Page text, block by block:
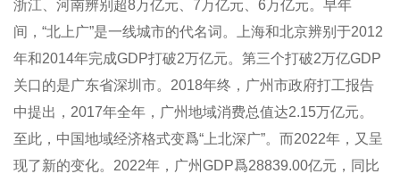
浙江、河南辨别超8万亿元、7万亿元、6万亿元。早年
间，“北上广”是一线城市的代名词。上海和北京辨别于2012
年和2014年完成GDP打破2万亿元。第三个打破2万亿GDP
关口的是广东省深圳市。2018年终，广州市政府打工报告
中提出，2017年全年，广州地域消费总值达2.15万亿元。
至此，中国地域经济格式变爲“上北深广”。而2022年，又呈
现了新的变化。2022年，广州GDP爲28839.00亿元，同比